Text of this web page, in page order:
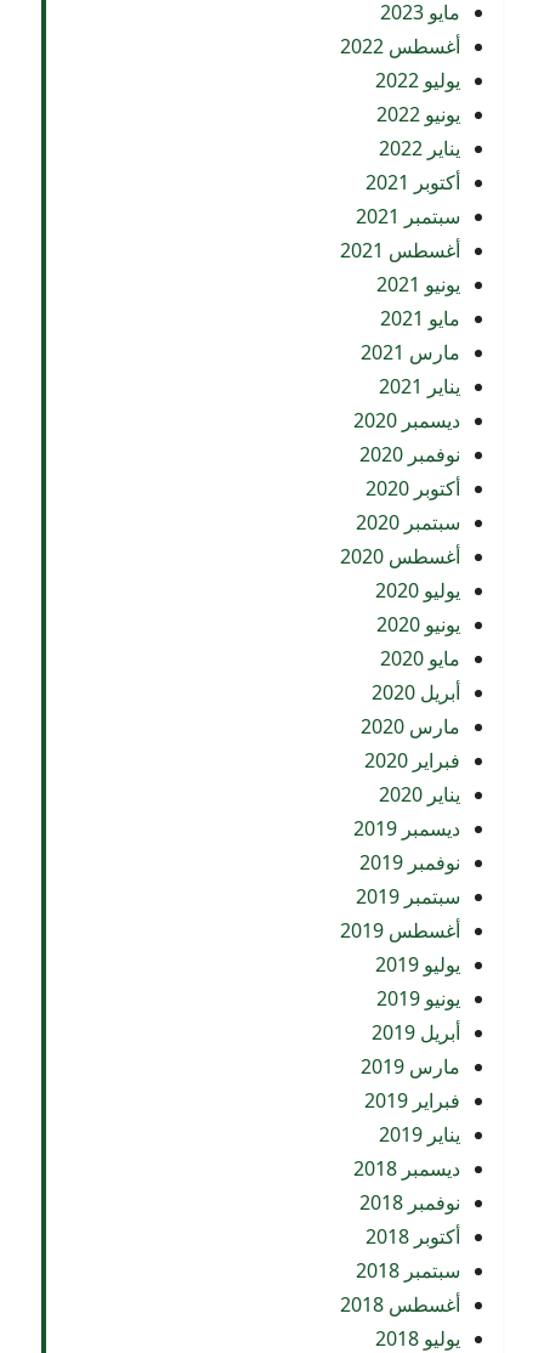
مايو 2023
أغسطس 2022
يوليو 2022
يونيو 2022
يناير 2022
أكتوبر 2021
سبتمبر 2021
أغسطس 2021
يونيو 2021
مايو 2021
مارس 2021
يناير 2021
ديسمبر 2020
نوفمبر 2020
أكتوبر 2020
سبتمبر 2020
أغسطس 2020
يوليو 2020
يونيو 2020
مايو 2020
أبريل 2020
مارس 2020
فبراير 2020
يناير 2020
ديسمبر 2019
نوفمبر 2019
سبتمبر 2019
أغسطس 2019
يوليو 2019
يونيو 2019
أبريل 2019
مارس 2019
فبراير 2019
يناير 2019
ديسمبر 2018
نوفمبر 2018
أكتوبر 2018
سبتمبر 2018
أغسطس 2018
يوليو 2018